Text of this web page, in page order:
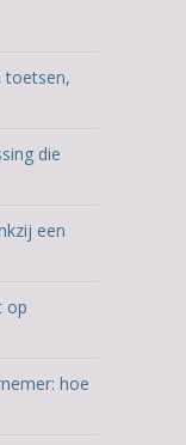
toetsen,
die
een
op
hoe